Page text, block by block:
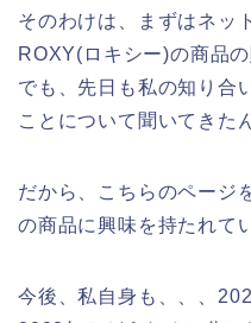
そのわけは、まずはネッ
ROXY(ロキシー)の商品
でも、先日も私の知り合
ことについて聞いてきた
だから、こちらのページ
の商品に興味を持たれて
今後、私自身も、、、